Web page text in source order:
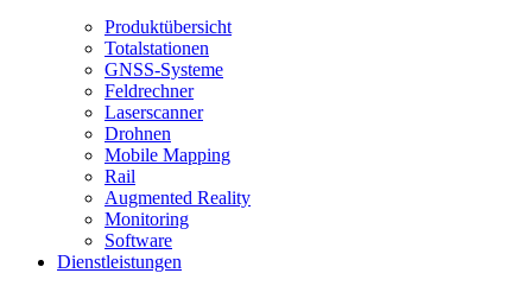
Produktübersicht
Totalstationen
GNSS-Systeme
Feldrechner
Laserscanner
Drohnen
Mobile Mapping
Rail
Augmented Reality
Monitoring
Software
Dienstleistungen